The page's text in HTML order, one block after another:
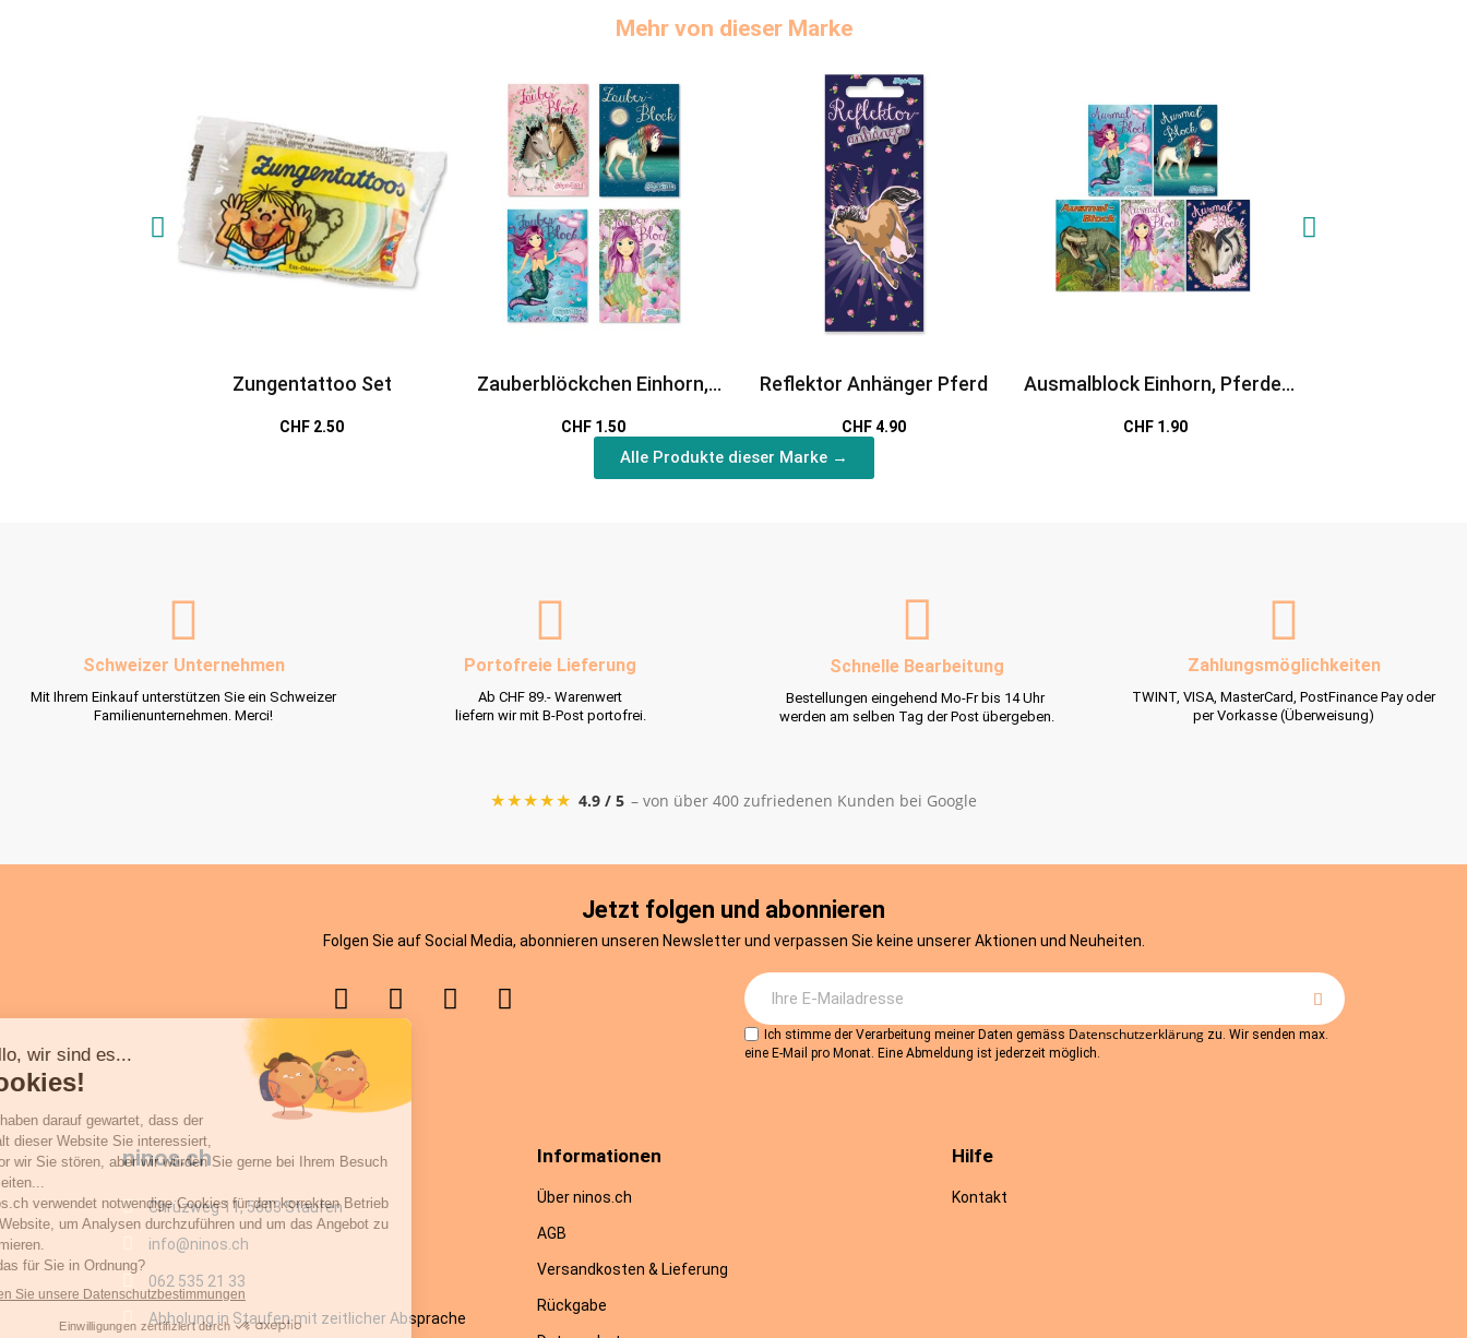
Mehr von dieser Marke
Zungentattoo Set
CHF 2.50
Zauberblöckchen Einhorn,
Elfen
CHF 1.50
Reflektor Anhänger Pferd
CHF 4.90
Ausmalblock Einhorn, Pferde,
Dinosaurier
CHF 1.90
Alle Produkte dieser Marke →
Schweizer Unternehmen
Mit Ihrem Einkauf unterstützen Sie ein Schweizer
Familienunternehmen. Merci!
Portofreie Lieferung
Ab CHF 89.- Warenwert
liefern wir mit B-Post portofrei.
Schnelle Bearbeitung
Bestellungen eingehend Mo-Fr bis 14 Uhr
werden am selben Tag der Post übergeben.
Zahlungsmöglichkeiten
TWINT, VISA, MasterCard, PostFinance Pay oder
per Vorkasse (Überweisung)
★★★★★ 4.9 / 5 – von über 400 zufriedenen Kunden bei Google
Jetzt folgen und abonnieren
Folgen Sie auf Social Media, abonnieren unseren Newsletter und verpassen Sie keine unserer Aktionen und Neuheiten.
Ich stimme der Verarbeitung meiner Daten gemäss Datenschutzerklärung zu. Wir senden max.
eine E-Mail pro Monat. Eine Abmeldung ist jederzeit möglich.
ninos.ch
Chrüzweg 11, 5603 Staufen
info@ninos.ch
062 535 21 33
Abholung in Staufen mit zeitlicher Absprache
Informationen
Über ninos.ch
AGB
Versandkosten & Lieferung
Rückgabe
Hilfe
Kontakt